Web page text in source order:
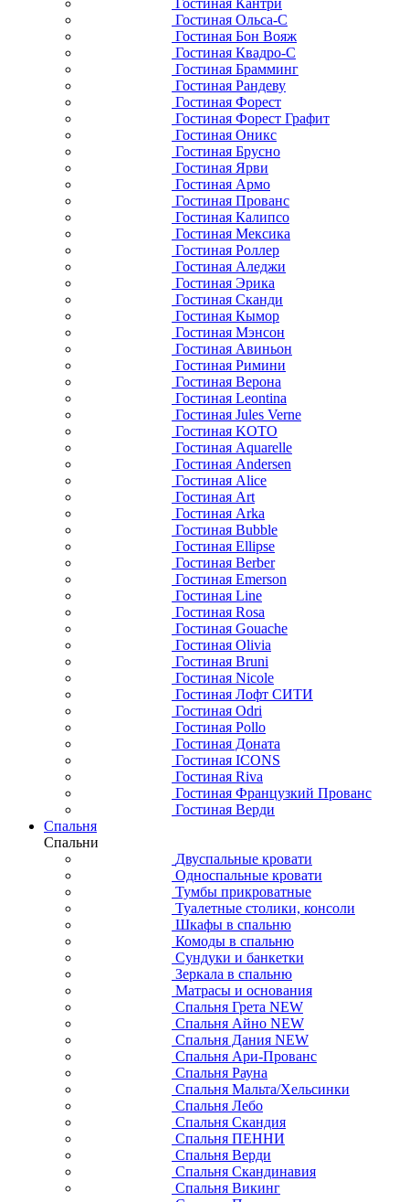
Гостиная Ольса-С
Гостиная Бон Вояж
Гостиная Квадро-С
Гостиная Брамминг
Гостиная Рандеву
Гостиная Форест
Гостиная Форест Графит
Гостиная Оникс
Гостиная Брусно
Гостиная Ярви
Гостиная Армо
Гостиная Прованс
Гостиная Калипсо
Гостиная Мексика
Гостиная Роллер
Гостиная Аледжи
Гостиная Эрика
Гостиная Сканди
Гостиная Кымор
Гостиная Мэнсон
Гостиная Авиньон
Гостиная Римини
Гостиная Верона
Гостиная Leontina
Гостиная Jules Verne
Гостиная KOTO
Гостиная Aquarelle
Гостиная Andersen
Гостиная Alice
Гостиная Art
Гостиная Arka
Гостиная Bubble
Гостиная Ellipse
Гостиная Berber
Гостиная Emerson
Гостиная Line
Гостиная Rosa
Гостиная Gouache
Гостиная Olivia
Гостиная Bruni
Гостиная Nicole
Гостиная Лофт СИТИ
Гостиная Odri
Гостиная Pollo
Гостиная Доната
Гостиная ICONS
Гостиная Riva
Гостиная Французкий Прованс
Гостиная Верди
Спальня
Спальни
Двуспальные кровати
Односпальные кровати
Тумбы прикроватные
Туалетные столики, консоли
Шкафы в спальню
Комоды в спальню
Сундуки и банкетки
Зеркала в спальню
Матрасы и основания
Спальня Грета NEW
Спальня Айно NEW
Спальня Дания NEW
Спальня Ари-Прованс
Спальня Рауна
Спальня Мальта/Хельсинки
Спальня Лебо
Спальня Скандия
Спальня ПЕННИ
Спальня Верди
Спальня Скандинавия
Спальня Викинг